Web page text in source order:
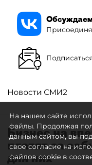
Обсуждаем
Новости СМИ2
Бизнес на
платят за
для них
На нашем сайте
файлы. Продолжая
данным сайтом, вы
свое согласие на
файлов cookie в